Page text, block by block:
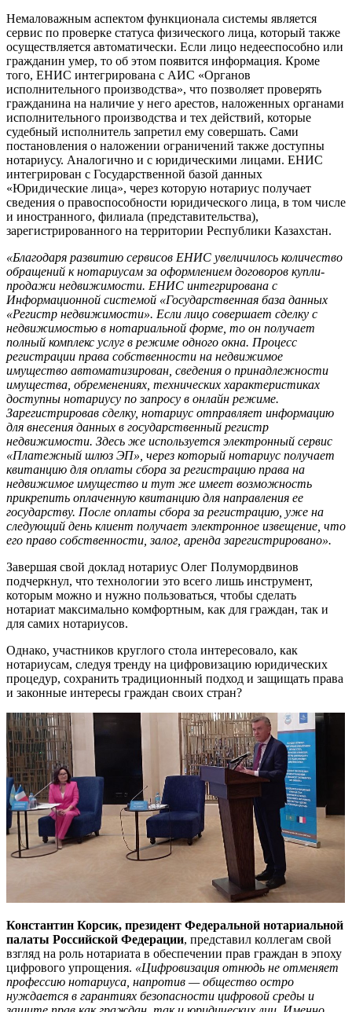
Немаловажным аспектом функционала системы является
сервис по проверке статуса физического лица, который также
осуществляется автоматически. Если лицо недееспособно или
гражданин умер, то об этом появится информация. Кроме
того, ЕНИС интегрирована с АИС «Органов
исполнительного производства», что позволяет проверять
гражданина на наличие у него арестов, наложенных органами
исполнительного производства и тех действий, которые
судебный исполнитель запретил ему совершать. Сами
постановления о наложении ограничений также доступны
нотариусу. Аналогично и с юридическими лицами. ЕНИС
интегрирован с Государственной базой данных
«Юридические лица», через которую нотариус получает
сведения о правоспособности юридического лица, в том числе
и иностранного, филиала (представительства),
зарегистрированного на территории Республики Казахстан.
«Благодаря развитию сервисов ЕНИС увеличилось количество
обращений к нотариусам за оформлением договоров купли-
продажи недвижимости. ЕНИС интегрирована с
Информационной системой «Государственная база данных
«Регистр недвижимости». Если лицо совершает сделку с
недвижимостью в нотариальной форме, то он получает
полный комплекс услуг в режиме одного окна. Процесс
регистрации права собственности на недвижимое
имущество автоматизирован, сведения о принадлежности
имущества, обременениях, технических характеристиках
доступны нотариусу по запросу в онлайн режиме.
Зарегистрировав сделку, нотариус отправляет информацию
для внесения данных в государственный регистр
недвижимости. Здесь же используется электронный сервис
«Платежный шлюз ЭП», через который нотариус получает
квитанцию для оплаты сбора за регистрацию права на
недвижимое имущество и тут же имеет возможность
прикрепить оплаченную квитанцию для направления ее
государству. После оплаты сбора за регистрацию, уже на
следующий день клиент получает электронное извещение, что
его право собственности, залог, аренда зарегистрировано».
Завершая свой доклад нотариус Олег Полумордвинов
подчеркнул, что технологии это всего лишь инструмент,
которым можно и нужно пользоваться, чтобы сделать
нотариат максимально комфортным, как для граждан, так и
для самих нотариусов.
Однако, участников круглого стола интересовало, как
нотариусам, следуя тренду на цифровизацию юридических
процедур, сохранить традиционный подход и защищать права
и законные интересы граждан своих стран?
Константин Корсик, президент Федеральной нотариальной
палаты Российской Федерации, представил коллегам свой
взгляд на роль нотариата в обеспечении прав граждан в эпоху
цифрового упрощения. «Цифровизация отнюдь не отменяет
профессию нотариуса, напротив — общество остро
нуждается в гарантиях безопасности цифровой среды и